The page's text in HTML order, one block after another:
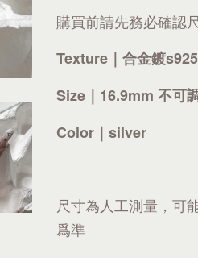
購買前請先務必確認
Texture｜合金鍍s925
Size｜16.9mm 不可
Color｜silver
尺寸為人工測量，可
爲準